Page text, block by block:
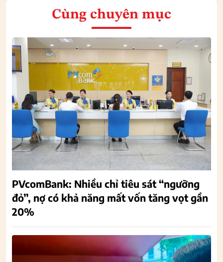
Cùng chuyên mục
PVcomBank: Nhiều chỉ tiêu sát “ngưỡng
đỏ”, nợ có khả năng mất vốn tăng vọt gần
20%